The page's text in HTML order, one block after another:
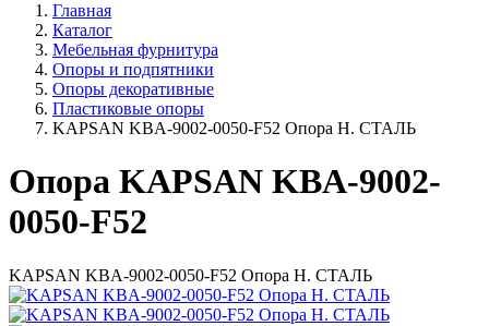
Главная
Каталог
Мебельная фурнитура
Опоры и подпятники
Опоры декоративные
Пластиковые опоры
KAPSAN KBA-9002-0050-F52 Опора Н. СТАЛЬ
Опора KAPSAN KBA-9002-
0050-F52
KAPSAN KBA-9002-0050-F52 Опора Н. СТАЛЬ